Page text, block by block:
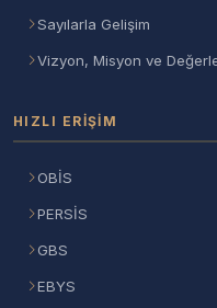
Sayılarla Gelişim
Vizyon, Misyon ve
HIZLI ERIŞIM
OBİS
PERSİS
GBS
EBYS